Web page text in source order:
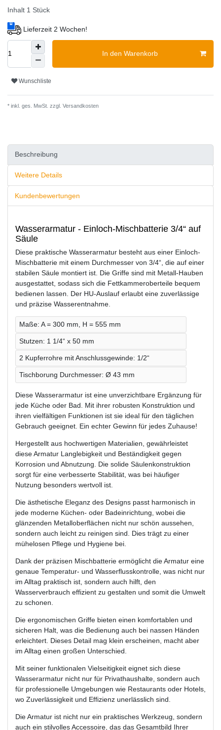
Inhalt 1 Stück
Lieferzeit 2 Wochen!
In den Warenkorb
Wunschliste
* inkl. ges. MwSt. zzgl. Versandkosten
Beschreibung
Weitere Details
Kundenbewertungen
Wasserarmatur - Einloch-Mischbatterie 3/4“ auf
Säule
Diese praktische Wasserarmatur besteht aus einer Einloch-
Mischbatterie mit einem Durchmesser von 3/4“, die auf einer
stabilen Säule montiert ist. Die Griffe sind mit Metall-Hauben
ausgestattet, sodass sich die Fettkammeroberteile bequem
bedienen lassen. Der HU-Auslauf erlaubt eine zuverlässige
und präzise Wasserentnahme.
Maße: A = 300 mm, H = 555 mm
Stutzen: 1 1/4“ x 50 mm
2 Kupferrohre mit Anschlussgewinde: 1/2“
Tischborung Durchmesser: Ø 43 mm
Diese Wasserarmatur ist eine unverzichtbare Ergänzung für
jede Küche oder Bad. Mit ihrer robusten Konstruktion und
ihren vielfältigen Funktionen ist sie ideal für den täglichen
Gebrauch geeignet. Ein echter Gewinn für jedes Zuhause!
Hergestellt aus hochwertigen Materialien, gewährleistet
diese Armatur Langlebigkeit und Beständigkeit gegen
Korrosion und Abnutzung. Die solide Säulenkonstruktion
sorgt für eine verbesserte Stabilität, was bei häufiger
Nutzung besonders wertvoll ist.
Die ästhetische Eleganz des Designs passt harmonisch in
jede moderne Küchen- oder Badeinrichtung, wobei die
glänzenden Metalloberflächen nicht nur schön aussehen,
sondern auch leicht zu reinigen sind. Dies trägt zu einer
mühelosen Pflege und Hygiene bei.
Dank der präzisen Mischbatterie ermöglicht die Armatur eine
genaue Temperatur- und Wasserflusskontrolle, was nicht nur
im Alltag praktisch ist, sondern auch hilft, den
Wasserverbrauch effizient zu gestalten und somit die Umwelt
zu schonen.
Die ergonomischen Griffe bieten einen komfortablen und
sicheren Halt, was die Bedienung auch bei nassen Händen
erleichtert. Dieses Detail mag klein erscheinen, macht aber
im Alltag einen großen Unterschied.
Mit seiner funktionalen Vielseitigkeit eignet sich diese
Wasserarmatur nicht nur für Privathaushalte, sondern auch
für professionelle Umgebungen wie Restaurants oder Hotels,
wo Zuverlässigkeit und Effizienz unerlässlich sind.
Die Armatur ist nicht nur ein praktisches Werkzeug, sondern
auch ein stilvolles Accessoire, das das Gesamtbild Ihrer